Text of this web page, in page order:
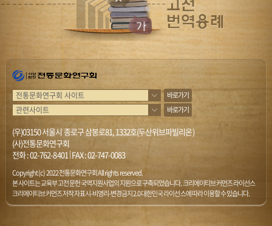
바로가기
바로가기
(우)03150 서울시 종로구 삼봉로81, 1332호(두산위브파빌리온)
(사)전통문화연구회
전화 :02-762-8401|FAX : 02-747-0083
Copyright (c) 2022 전통문화연구회 All rights reserved.
본 사이트는 교육부 고전문헌 국역지원사업의 지원으로 구축되었습니다. 크리에이티브 커먼즈 라이선스
크리에이티브 커먼즈 저작자표시-비영리-변경금지 2.0 대한민국 라이선스에 따라 이용할 수 있습니다.